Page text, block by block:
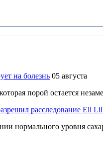
на болезнь 05 августа
порой остается
расследование Eli
нормального уровня